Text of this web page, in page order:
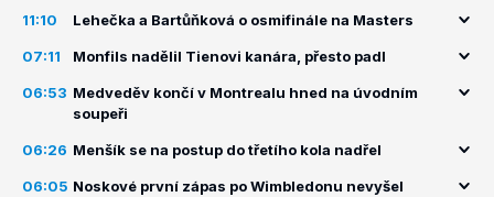
11:10 Lehečka a Bartůňková o osmifinále na Masters
07:11 Monfils nadělil Tienovi kanára, přesto padl
06:53 Medveděv končí v Montrealu hned na úvodním
soupeři
06:26 Menšík se na postup do třetího kola nadřel
06:05 Noskové první zápas po Wimbledonu nevyšel